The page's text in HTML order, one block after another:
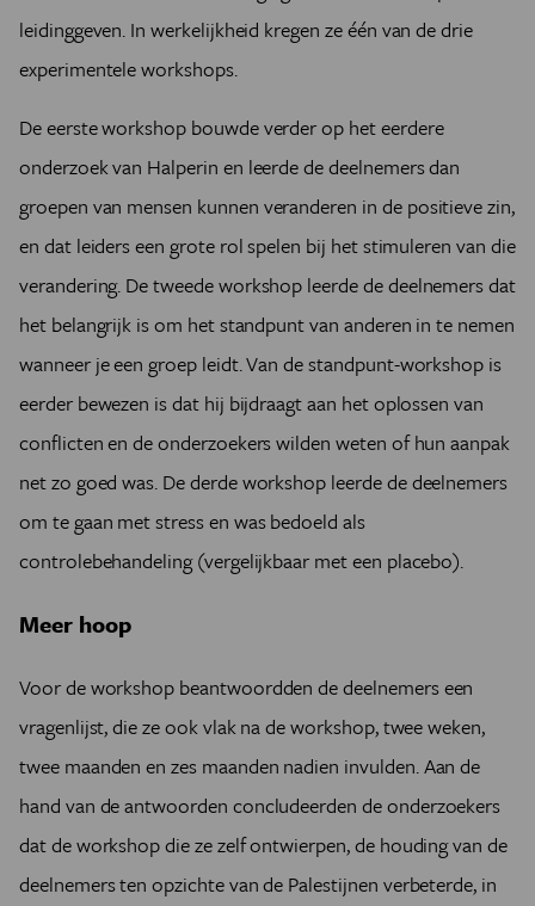
leidinggeven. In werkelijkheid kregen ze één van de drie
experimentele workshops.
De eerste workshop bouwde verder op het eerdere
onderzoek van Halperin en leerde de deelnemers dan
groepen van mensen kunnen veranderen in de positieve zin,
en dat leiders een grote rol spelen bij het stimuleren van die
verandering. De tweede workshop leerde de deelnemers dat
het belangrijk is om het standpunt van anderen in te nemen
wanneer je een groep leidt. Van de standpunt-workshop is
eerder bewezen is dat hij bijdraagt aan het oplossen van
conflicten en de onderzoekers wilden weten of hun aanpak
net zo goed was. De derde workshop leerde de deelnemers
om te gaan met stress en was bedoeld als
controlebehandeling (vergelijkbaar met een placebo).
Meer hoop
Voor de workshop beantwoordden de deelnemers een
vragenlijst, die ze ook vlak na de workshop, twee weken,
twee maanden en zes maanden nadien invulden. Aan de
hand van de antwoorden concludeerden de onderzoekers
dat de workshop die ze zelf ontwierpen, de houding van de
deelnemers ten opzichte van de Palestijnen verbeterde, in